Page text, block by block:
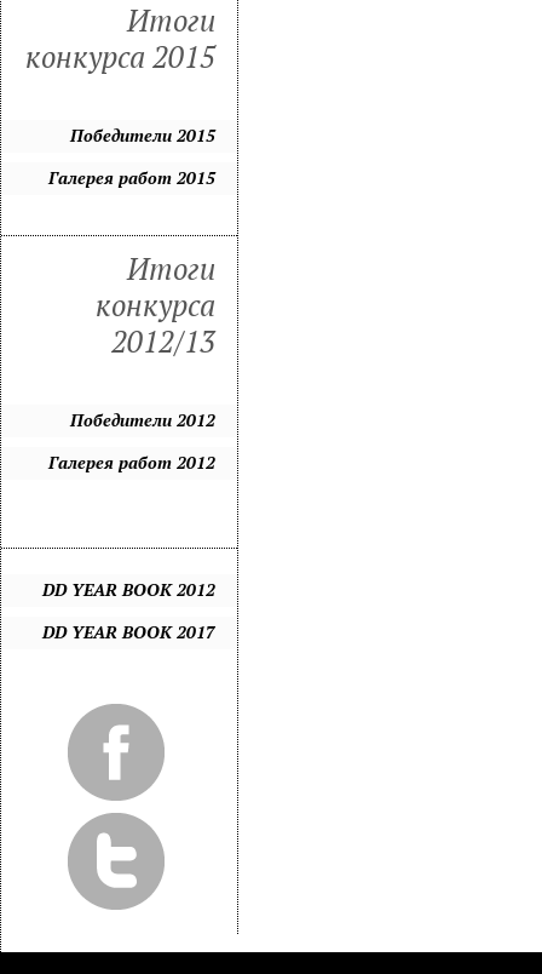
Итоги
конкурса 2015
Победители 2015
Галерея работ 2015
Итоги
конкурса
2012/13
Победители 2012
Галерея работ 2012
DD YEAR BOOK 2012
DD YEAR BOOK 2017